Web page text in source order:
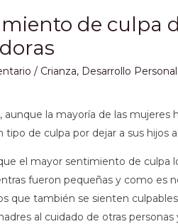
de culpa
/ Crianza, Desarrollo Personal
aunque la mayoría de las mujeres
tipo de culpa por dejar a sus hijos
el mayor sentimiento de culpa
fueron pequeñas y como es
que también se sienten
al cuidado de otras